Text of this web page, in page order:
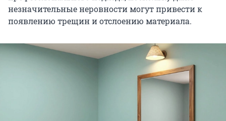
незначительные неровности могут привести к
появлению трещин и отслоению материала.